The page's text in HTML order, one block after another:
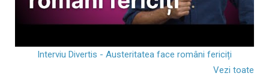
Interviu Divertis - Austeritatea face români fericiți
Vezi toate